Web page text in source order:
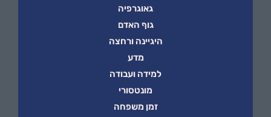
גאוגרפיה
גוף האדם
היגיינה ורחצה
מדע
למידה ועבודה
מונטסורי
זמן משפחה